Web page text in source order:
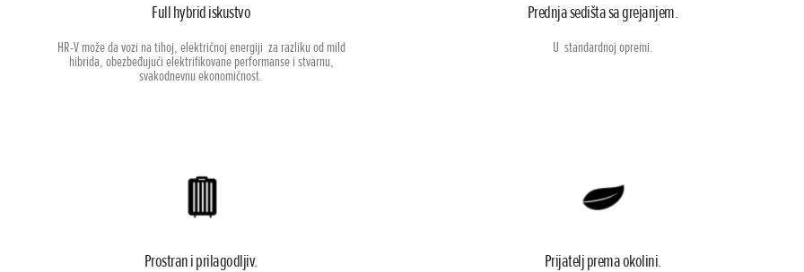
Full hybrid iskustvo
HR-V može da vozi na tihoj, električnoj energiji za razliku od mild
hibrida, obezbeđujući elektrifikovane performanse i stvarnu,
svakodnevnu ekonomičnost.
Prednja sedišta sa grejanjem.
U standardnoj opremi.
Prostran i prilagodljiv. Prijatelj prema okolini.